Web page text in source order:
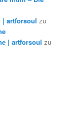
| artforsoul zu
| artforsoul zu